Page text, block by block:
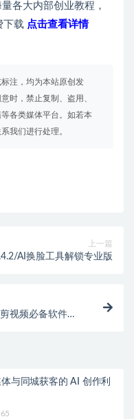
各大内部创业教程，
下载 点击查看详情
注，均为本站原创发
时，禁止复制、盗用、
各类媒体平台。如若本
我们进行处理。
上一篇
AI换脸工具解锁专业版
视频必备软件
与同城获客的 AI 创作利
65